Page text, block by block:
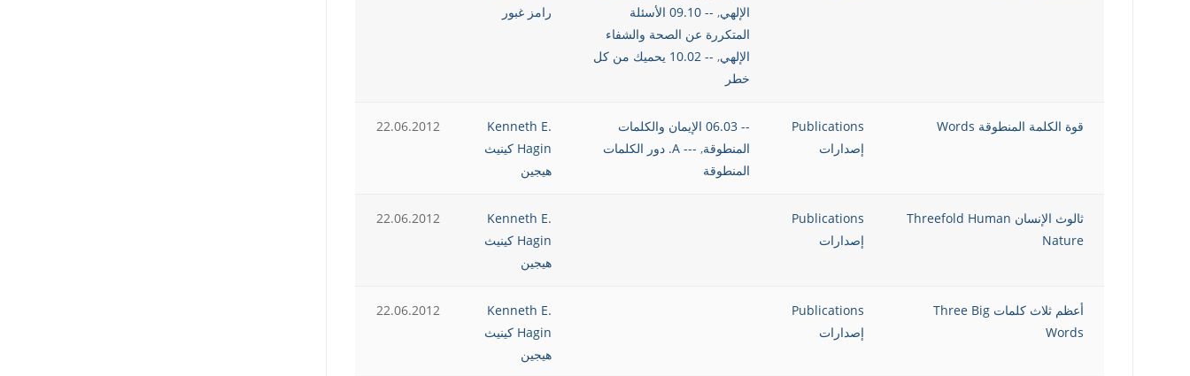
الإلهي,
-- 09.10 الأسئلة
المتكررة عن الصحة والشفاء
الإلهي,
-- 10.02 يحميك من كل
خطر
رامز غبور
قوة الكلمة المنطوقة Words
Publications
إصدارات
-- 06.03 الإيمان والكلمات
المنطوقة,
--- A. دور الكلمات
المنطوقة
Kenneth E.
Hagin كينيث
هيجين
22.06.2012
ثالوث الإنسان Threefold Human
Nature
Publications
إصدارات
Kenneth E.
Hagin كينيث
هيجين
22.06.2012
أعظم ثلاث كلمات Three Big
Words
Publications
إصدارات
Kenneth E.
Hagin كينيث
هيجين
22.06.2012